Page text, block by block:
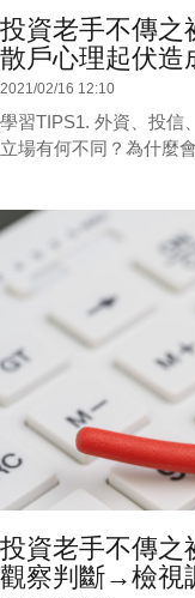
投資老手不傳之
散戶心理起伏造
2021/02/16 12:10
學習TIPS1. 外資、投信
立場有何不同？為什麼
投資老手不傳之
觀察判斷→檢視